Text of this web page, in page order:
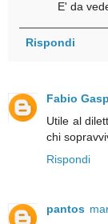
E' da
Rispondi
Fabio
Utile al
chi
Rispondi
pantos